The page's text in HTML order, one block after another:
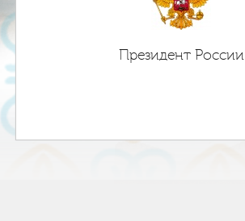
Президент России